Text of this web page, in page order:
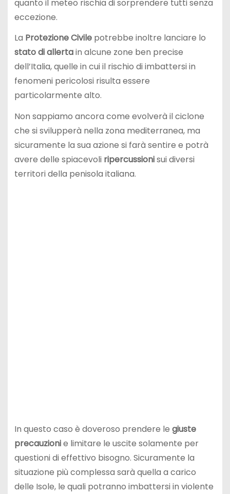
quanto il meteo rischia di sorprendere tutti senza
eccezione.
La Protezione Civilepotrebbe inoltre lanciare lo
stato di allertain alcune zone ben precise
dell’Italia, quelle in cui il rischio di imbattersi in
fenomeni pericolosi risulta essere
particolarmente alto.
Non sappiamo ancora come evolverà il ciclone
che si svilupperà nella zona mediterranea, ma
sicuramente la sua azione si farà sentire e potrà
avere delle spiacevoli ripercussionisui diversi
territori della penisola italiana.
In questo caso è doveroso prendere le giuste
precauzionie limitare le uscite solamente per
questioni di effettivo bisogno. Sicuramente la
situazione più complessa sarà quella a carico
delle Isole, le quali potranno imbattersi in violente